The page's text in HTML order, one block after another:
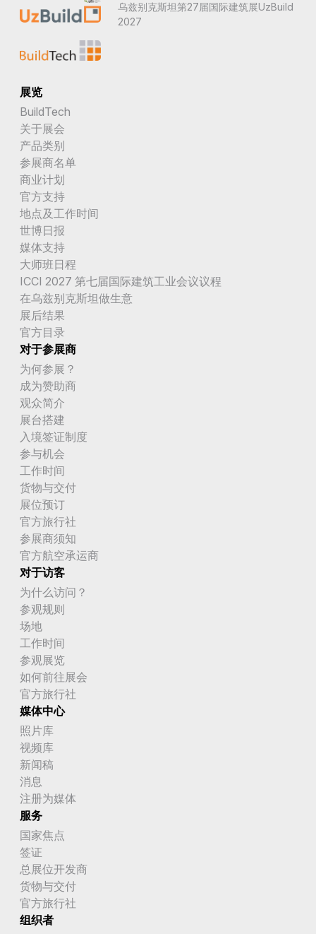
乌兹别克斯坦第27届国际建筑展UzBuild
2027
展览
BuildTech
关于展会
产品类别
参展商名单
商业计划
官方支持
地点及工作时间
世博日报
媒体支持
大师班日程
ICCI 2027 第七届国际建筑工业会议议程
在乌兹别克斯坦做生意
展后结果
官方目录
对于参展商
为何参展？
成为赞助商
观众简介
展台搭建
入境签证制度
参与机会
工作时间
货物与交付
展位预订
官方旅行社
参展商须知
官方航空承运商
对于访客
为什么访问？
参观规则
场地
工作时间
参观展览
如何前往展会
官方旅行社
媒体中心
照片库
视频库
新闻稿
消息
注册为媒体
服务
国家焦点
签证
总展位开发商
货物与交付
官方旅行社
组织者